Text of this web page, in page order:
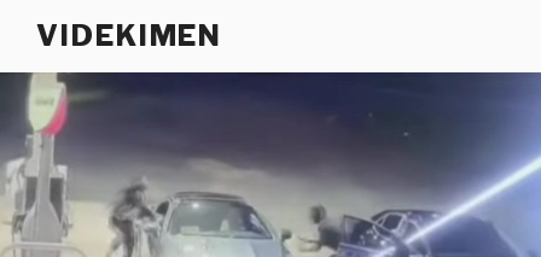
VIDEKIMEN